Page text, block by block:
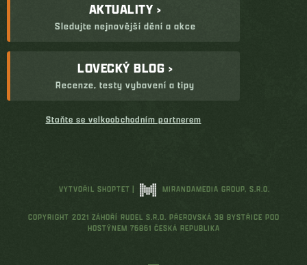
AKTUALITY ›
Sledujte nejnovější dění a akce
LOVECKÝ BLOG ›
Recenze, testy vybavení a tipy
Staňte se velkoobchodním partnerem
VYTVOŘIL SHOPTET | MIRANDAMEDIA GROUP, S.R.O.
COPYRIGHT 2021 ZÁHOŘÍ RUDEL S.R.O. PŘEROVSKÁ 38 BYSTŘICE POD
HOSTÝNEM 76861 ČESKÁ REPUBLIKA